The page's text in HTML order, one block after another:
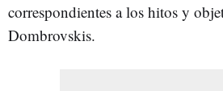
correspondientes a los hitos y
Dombrovskis.